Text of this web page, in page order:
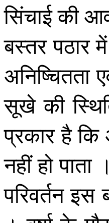
सिंचाई की
बस्तर पठार
सूखे की
प्रकार है
नहीं हो
परिवर्तन